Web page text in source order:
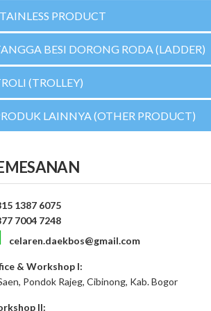
PRODUCT
BESI DORONG RODA (LADDER)
(TROLLEY)
LAINNYA (OTHER PRODUCT)
1387 6075
7004 7248
celaren.daekbos@gmail.com
& Workshop I:
Pondok Rajeg, Cibinong, Kab. Bogor
II: